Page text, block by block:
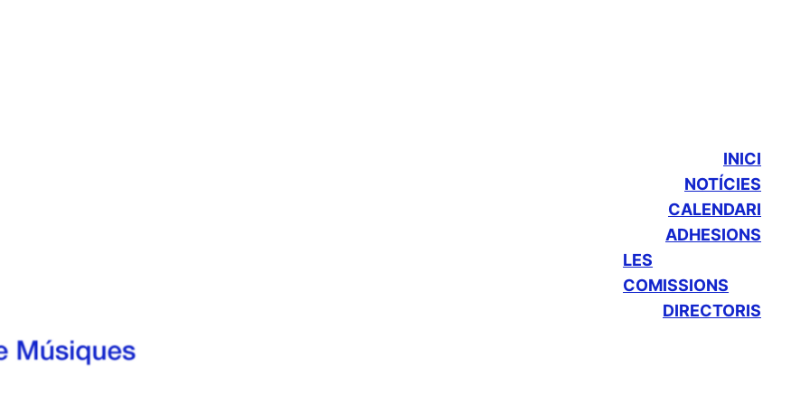
INICI
NOTÍCIES
CALENDARI
ADHESIONS
LES
COMISSIONS
DIRECTORIS